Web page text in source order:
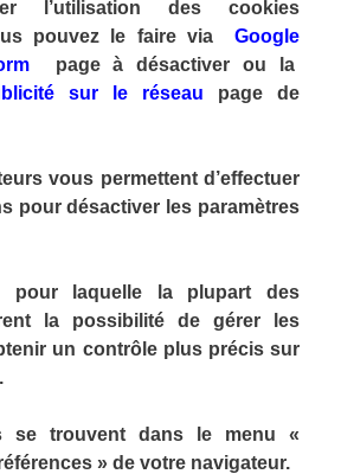
l’utilisation des cookies
pouvez le faire via Google
page à désactiver ou la
sur le réseau page de
vous permettent d’effectuer
pour désactiver les paramètres
pour laquelle la plupart des
la possibilité de gérer les
un contrôle plus précis sur
se trouvent dans le menu «
» de votre navigateur.